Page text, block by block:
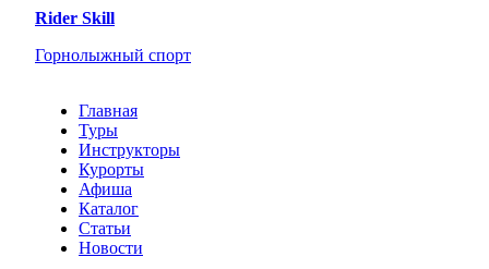
Rider Skill
Горнолыжный спорт
Главная
Туры
Инструкторы
Курорты
Афиша
Каталог
Статьи
Новости